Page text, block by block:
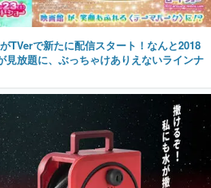
TVerで新たに配信スタート！なんと2018
見放題に、ぶっちゃけありえないラインナ